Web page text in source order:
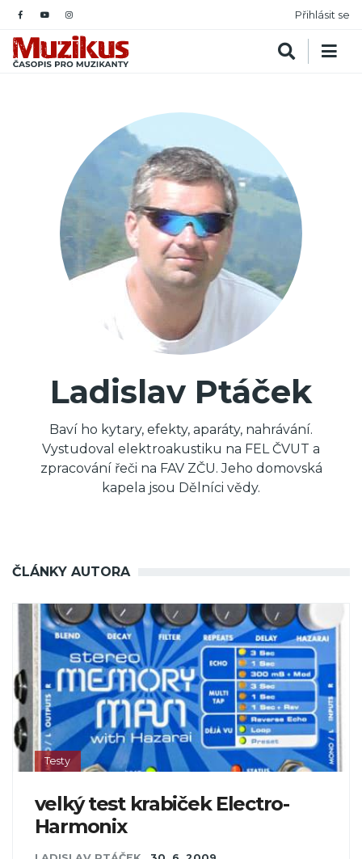
Přihlásit se
Ladislav Ptáček
Baví ho kytary, efekty, aparáty, nahrávání.
Vystudoval elektroakustiku na FEL ČVUT a
zpracování řeči na FAV ZČU. Jeho domovská
kapela jsou Dělníci vědy.
ČLÁNKY AUTORA
Testy
velký test krabiček Electro-
Harmonix